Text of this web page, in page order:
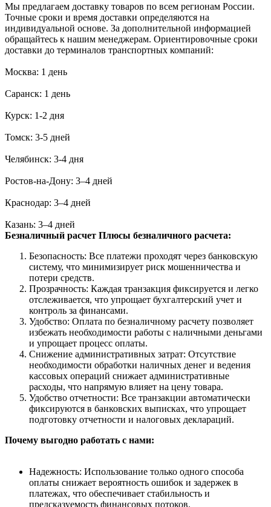
Мы предлагаем доставку товаров по всем регионам России.
Точные сроки и время доставки определяются на
индивидуальной основе. За дополнительной информацией
обращайтесь к нашим менеджерам. Ориентировочные сроки
доставки до терминалов транспортных компаний:
Москва: 1 день
Саранск: 1 день
Курск: 1-2 дня
Томск: 3-5 дней
Челябинск: 3-4 дня
Ростов-на-Дону: 3–4 дней
Краснодар: 3–4 дней
Казань: 3–4 дней
Безналичный расчет Плюсы безналичного расчета:
Безопасность: Все платежи проходят через банковскую
систему, что минимизирует риск мошенничества и
потери средств.
Прозрачность: Каждая транзакция фиксируется и легко
отслеживается, что упрощает бухгалтерский учет и
контроль за финансами.
Удобство: Оплата по безналичному расчету позволяет
избежать необходимости работы с наличными деньгами
и упрощает процесс оплаты.
Снижение административных затрат: Отсутствие
необходимости обработки наличных денег и ведения
кассовых операций снижает административные
расходы, что напрямую влияет на цену товара.
Удобство отчетности: Все транзакции автоматически
фиксируются в банковских выписках, что упрощает
подготовку отчетности и налоговых деклараций.
Почему выгодно работать с нами:
Надежность: Использование только одного способа
оплаты снижает вероятность ошибок и задержек в
платежах, что обеспечивает стабильность и
предсказуемость финансовых потоков.